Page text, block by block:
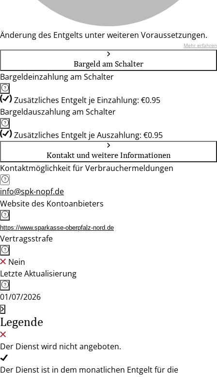
Änderung des Entgelts unter weiteren Voraussetzungen.
Mehr erfahren
Bargeld am Schalter
Bargeldeinzahlung am Schalter
Zusätzliches Entgelt je Einzahlung: €0.95
Bargeldauszahlung am Schalter
Zusätzliches Entgelt je Auszahlung: €0.95
Kontakt und weitere Informationen
Kontaktmöglichkeit für Verbrauchermeldungen
info@spk-nopf.de
Website des Kontoanbieters
https://www.sparkasse-oberpfalz-nord.de
Vertragsstrafe
Nein
Letzte Aktualisierung
01/07/2026
Legende
Der Dienst wird nicht angeboten.
Der Dienst ist in dem monatlichen Entgelt für die